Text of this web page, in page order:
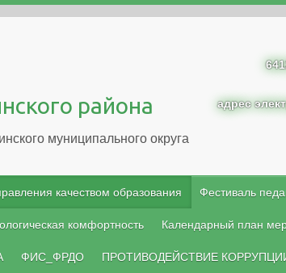
района
муниципального округа
адрес
качеством образования Фестиваль
комфортность Календарный план
ФИС_ФРДО ПРОТИВОДЕЙСТВИЕ